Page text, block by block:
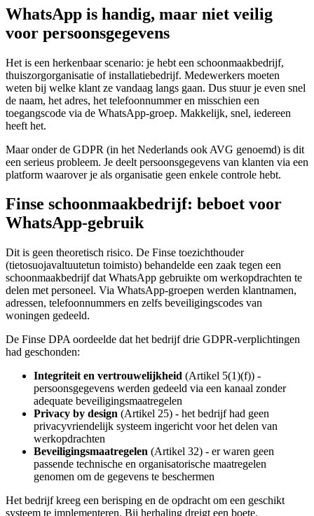
WhatsApp is handig, maar niet veilig
voor persoonsgegevens
Het is een herkenbaar scenario: je hebt een schoonmaakbedrijf,
thuiszorgorganisatie of installatiebedrijf. Medewerkers moeten
weten bij welke klant ze vandaag langs gaan. Dus stuur je even snel
de naam, het adres, het telefoonnummer en misschien een
toegangscode via de WhatsApp-groep. Makkelijk, snel, iedereen
heeft het.
Maar onder de GDPR (in het Nederlands ook AVG genoemd) is dit
een serieus probleem. Je deelt persoonsgegevens van klanten via een
platform waarover je als organisatie geen enkele controle hebt.
Finse schoonmaakbedrijf: beboet voor
WhatsApp-gebruik
Dit is geen theoretisch risico. De Finse toezichthouder
(tietosuojavaltuutetun toimisto) behandelde een zaak tegen een
schoonmaakbedrijf dat WhatsApp gebruikte om werkopdrachten te
delen met personeel. Via WhatsApp-groepen werden klantnamen,
adressen, telefoonnummers en zelfs beveiligingscodes van
woningen gedeeld.
De Finse DPA oordeelde dat het bedrijf drie GDPR-verplichtingen
had geschonden:
Integriteit en vertrouwelijkheid (Artikel 5(1)(f)) -
persoonsgegevens werden gedeeld via een kanaal zonder
adequate beveiligingsmaatregelen
Privacy by design (Artikel 25) - het bedrijf had geen
privacyvriendelijk systeem ingericht voor het delen van
werkopdrachten
Beveiligingsmaatregelen (Artikel 32) - er waren geen
passende technische en organisatorische maatregelen
genomen om de gegevens te beschermen
Het bedrijf kreeg een berisping en de opdracht om een geschikt
systeem te implementeren. Bij herhaling dreigt een boete.